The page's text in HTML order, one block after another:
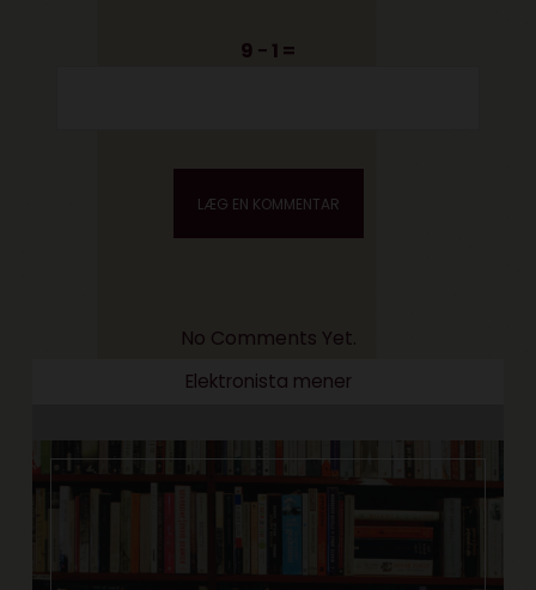
9 − 1 =
No Comments Yet.
Elektronista mener